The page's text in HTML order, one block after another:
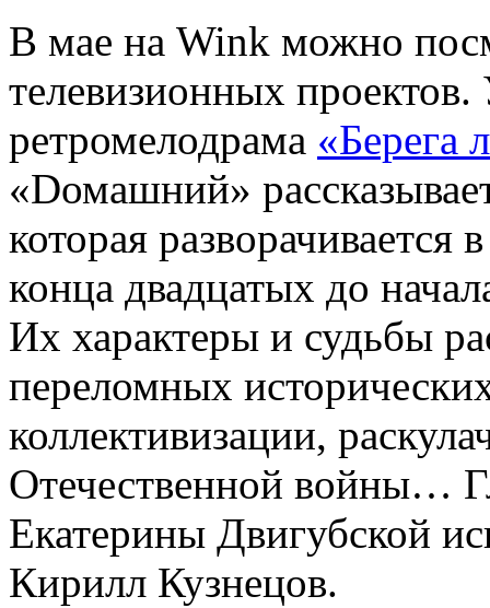
В мае на Wink можно
телевизионных
ретромелодрама «Берега
«Dомашний»
которая
конца двадцатых до
Их характеры и судьбы
переломных
коллективизации,
Отечественной войны…
Екатерины Двигубской
Кирилл Кузнецов.